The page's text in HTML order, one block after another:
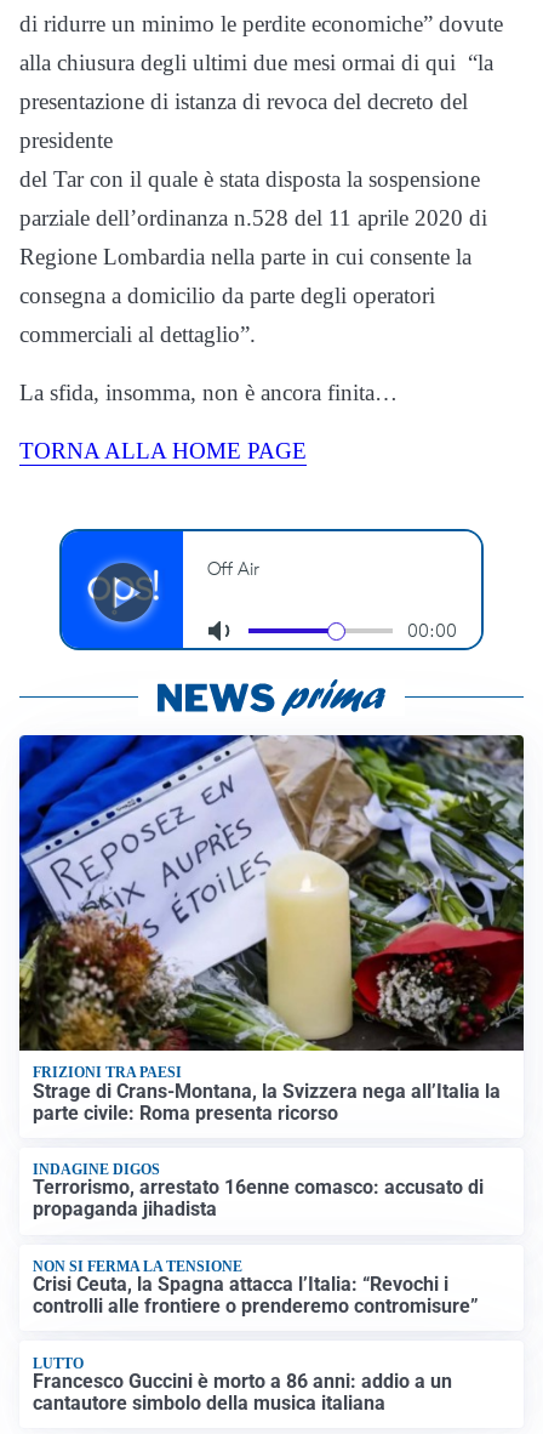
di ridurre un minimo le perdite economiche” dovute
alla chiusura degli ultimi due mesi ormai di qui “la
presentazione di istanza di revoca del decreto del
presidente
del Tar con il quale è stata disposta la sospensione
parziale dell’ordinanza n.528 del 11 aprile 2020 di
Regione Lombardia nella parte in cui consente la
consegna a domicilio da parte degli operatori
commerciali al dettaglio”.
La sfida, insomma, non è ancora finita…
TORNA ALLA HOME PAGE
FRIZIONI TRA PAESI
Strage di Crans-Montana, la Svizzera nega all’Italia la
parte civile: Roma presenta ricorso
INDAGINE DIGOS
Terrorismo, arrestato 16enne comasco: accusato di
propaganda jihadista
NON SI FERMA LA TENSIONE
Crisi Ceuta, la Spagna attacca l’Italia: “Revochi i
controlli alle frontiere o prenderemo contromisure”
LUTTO
Francesco Guccini è morto a 86 anni: addio a un
cantautore simbolo della musica italiana